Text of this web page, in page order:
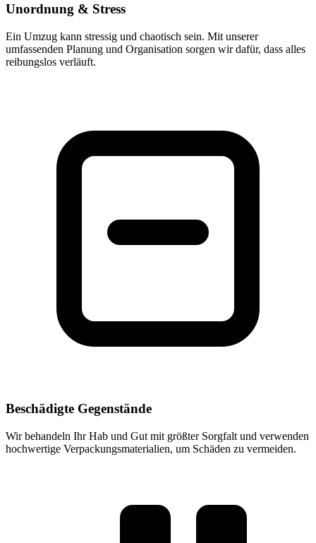
Unordnung & Stress
Ein Umzug kann stressig und chaotisch sein. Mit unserer
umfassenden Planung und Organisation sorgen wir dafür, dass alles
reibungslos verläuft.
Beschädigte Gegenstände
Wir behandeln Ihr Hab und Gut mit größter Sorgfalt und verwenden
hochwertige Verpackungsmaterialien, um Schäden zu vermeiden.